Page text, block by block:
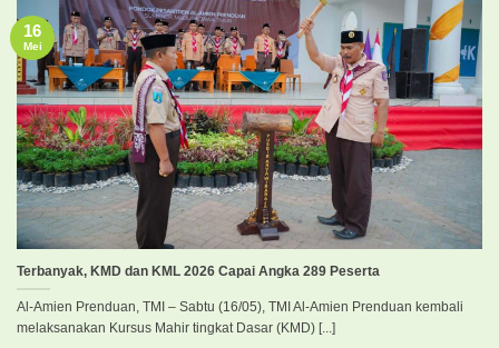
Terbanyak, KMD dan KML 2026 Capai Angka 289 Peserta
Al-Amien Prenduan, TMI – Sabtu (16/05), TMI Al-Amien Prenduan kembali
melaksanakan Kursus Mahir tingkat Dasar (KMD) [...]
16
Mei